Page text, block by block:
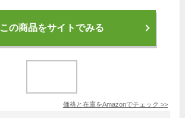
この商品をサイトでみる
価格と在庫をAmazonでチェック >>